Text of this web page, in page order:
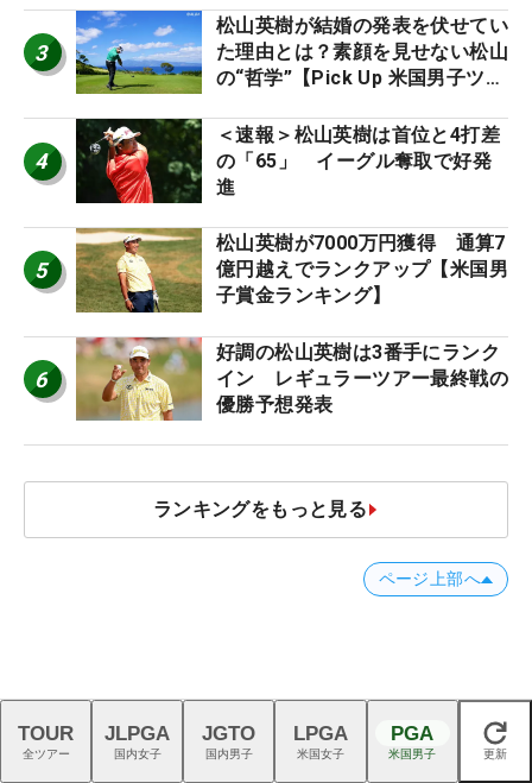
3
松山英樹が結婚の発表を伏せてい
た理由とは？素顔を見せない松山
の“哲学”【Pick Up 米国男子ツア
4
＜速報＞松山英樹は首位と4打差
の「65」 イーグル奪取で好発
進
5
松山英樹が7000万円獲得 通算7
億円越えでランクアップ【米国男
子賞金ランキング】
6
好調の松山英樹は3番手にランク
イン レギュラーツアー最終戦の
優勝予想発表
ランキングをもっと見る
ページ上部へ
オススメの記事 閉じる
TOUR
全ツアー
JLPGA
国内女子
JGTO
国内男子
LPGA
米国女子
PGA
米国男子 更新